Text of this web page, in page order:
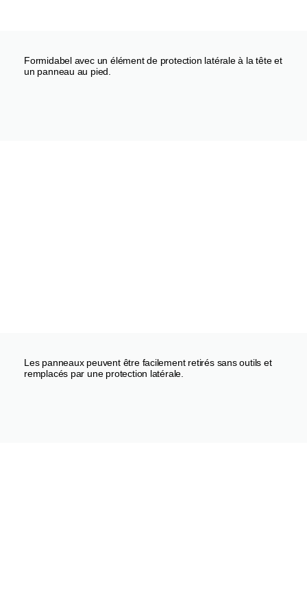
Formidabel avec un élément de protection latérale à la tête et
un panneau au pied.
Les panneaux peuvent être facilement retirés sans outils et
remplacés par une protection latérale.